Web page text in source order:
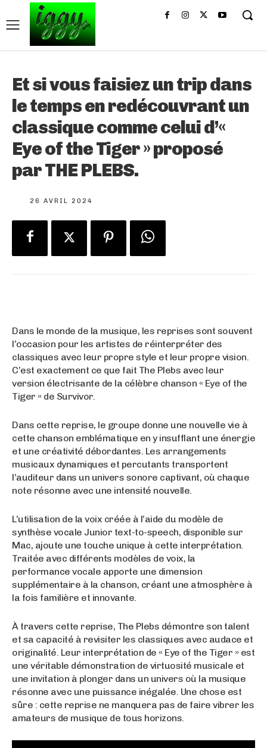
Et si vous faisiez un trip dans
le temps en redécouvrant un
classique comme celui d’«
Eye of the Tiger » proposé
par THE PLEBS.
26 AVRIL 2024
Dans le monde de la musique, les reprises sont souvent
l’occasion pour les artistes de réinterpréter des
classiques avec leur propre style et leur propre vision.
C’est exactement ce que fait The Plebs avec leur
version électrisante de la célèbre chanson « Eye of the
Tiger » de Survivor.
Dans cette reprise, le groupe donne une nouvelle vie à
cette chanson emblématique en y insufflant une énergie
et une créativité débordantes. Les arrangements
musicaux dynamiques et percutants transportent
l’auditeur dans un univers sonore captivant, où chaque
note résonne avec une intensité nouvelle.
L’utilisation de la voix créée à l’aide du modèle de
synthèse vocale Junior text-to-speech, disponible sur
Mac, ajoute une touche unique à cette interprétation.
Traitée avec différents modèles de voix, la
performance vocale apporte une dimension
supplémentaire à la chanson, créant une atmosphère à
la fois familière et innovante.
À travers cette reprise, The Plebs démontre son talent
et sa capacité à revisiter les classiques avec audace et
originalité. Leur interprétation de « Eye of the Tiger » est
une véritable démonstration de virtuosité musicale et
une invitation à plonger dans un univers où la musique
résonne avec une puissance inégalée. Une chose est
sûre : cette reprise ne manquera pas de faire vibrer les
amateurs de musique de tous horizons.